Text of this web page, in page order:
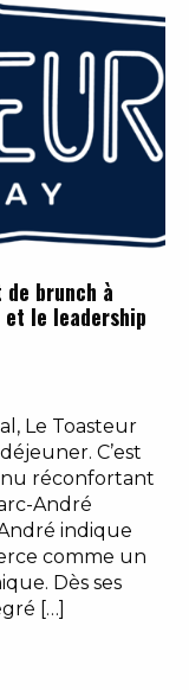
brunch à
le leadership
Le Toasteur
C’est
réconfortant
André
indique
comme un
Dès ses
[…]